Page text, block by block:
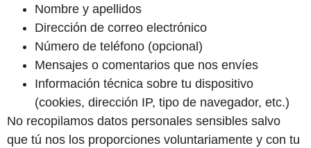
Nombre y apellidos
Dirección de correo electrónico
Número de teléfono (opcional)
Mensajes o comentarios que nos envíes
Información técnica sobre tu dispositivo
(cookies, dirección IP, tipo de navegador, etc.)
No recopilamos datos personales sensibles salvo
que tú nos los proporciones voluntariamente y con tu